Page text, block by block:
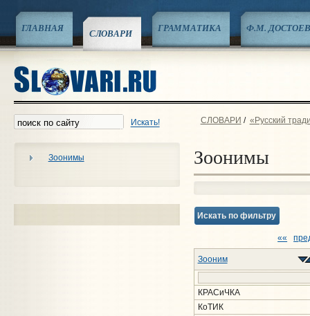
ГЛАВНАЯ СЛОВАРИ ГРАММАТИКА Ф.М.
Искать!
Зоонимы
СЛОВАРИ / «Русский
Зоонимы
Искать по фильтру
««
Зооним
КРАСиЧКА
КоТИК